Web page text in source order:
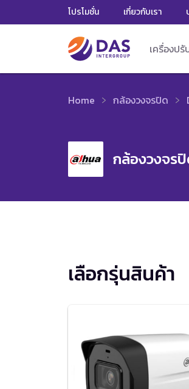
โปรโมชั่น เกี่ยวกับเรา
เครื่องป
Home กล้องวงจรปิด
กล้องวงจร
เลือกรุ่นสินค้า